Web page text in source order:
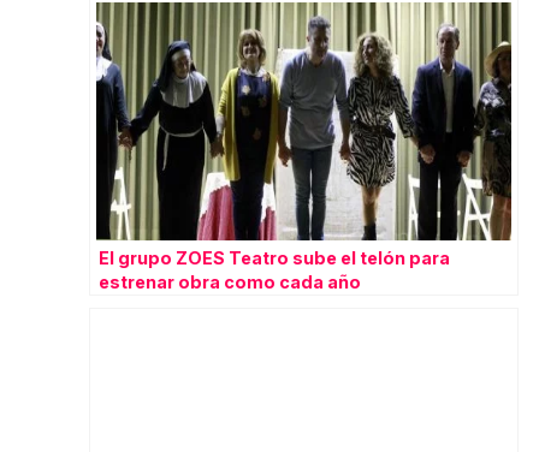
El grupo ZOES Teatro sube el telón para
estrenar obra como cada año